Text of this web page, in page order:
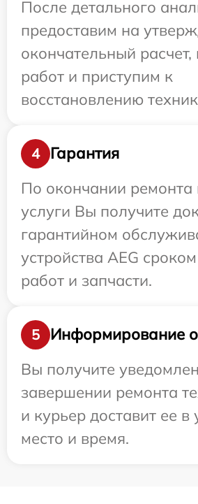
После детального
предоставим на
окончательный
работ и приступим к
восстановлению
4
Гарантия
По окончании ремонта
услуги Вы получите
гарантийном
устройства AEG
работ и запчасти.
5
Информирование о
Вы получите
завершении ремонта
и курьер доставит ее в
место и время.